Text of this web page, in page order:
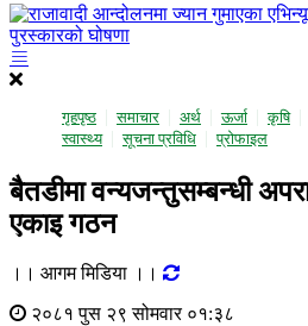
गृहपृष्ठ समाचार अर्थ ऊर्जा कृषि
स्वास्थ्य
सूचना प्रविधि प्राेफाइल
बैतडीमा वन्यजन्तुसम्बन्धी
एकाइ गठन
।। आगम मिडिया ।।
२०८१ पुस २९ सोमवार ०१:३८